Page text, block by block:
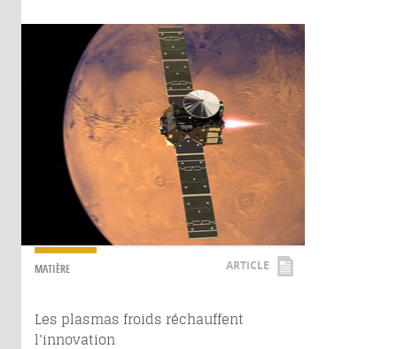
MATIÈRE ARTICLE
Les plasmas froids réchauffent
l’innovation